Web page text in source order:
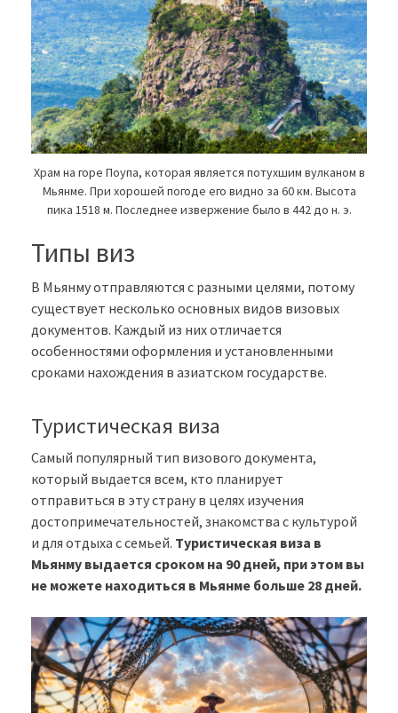
Храм на горе Поупа, которая является потухшим вулканом в
Мьянме. При хорошей погоде его видно за 60 км. Высота
пика 1518 м. Последнее извержение было в 442 до н. э.
Типы виз
В Мьянму отправляются с разными целями, потому
существует несколько основных видов визовых
документов. Каждый из них отличается
особенностями оформления и установленными
сроками нахождения в азиатском государстве.
Туристическая виза
Самый популярный тип визового документа,
который выдается всем, кто планирует
отправиться в эту страну в целях изучения
достопримечательностей, знакомства с культурой
и для отдыха с семьей. Туристическая виза в
Мьянму выдается сроком на 90 дней, при этом вы
не можете находиться в Мьянме больше 28 дней.